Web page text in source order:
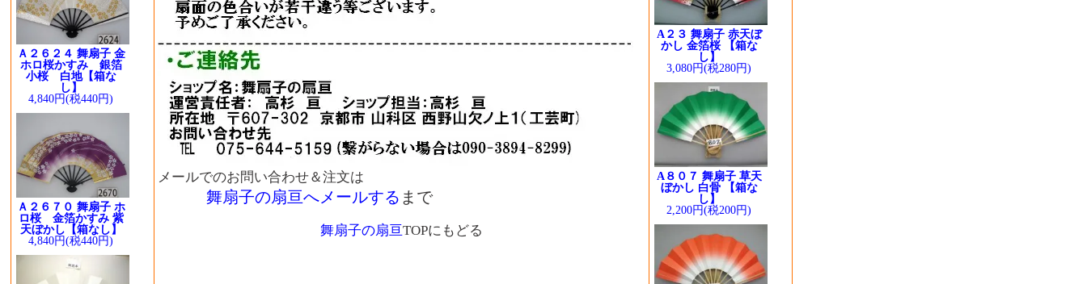
Ａ２６２４ 舞扇子 金
ホロ桜かすみ 銀箔
小桜 白地【箱な
し】
4,840円(税440円)
Ａ２６７０ 舞扇子 ホ
ロ桜 金箔かすみ 紫
天ぼかし【箱なし】
4,840円(税440円)
メールでのお問い合わせ＆注文は
舞扇子の扇亘へメールする まで
舞扇子の扇亘TOPにもどる
A２３ 舞扇子 赤天ぼ
かし 金箔桜 【箱な
し】
3,080円(税280円)
A８０７ 舞扇子 草天
ぼかし 白骨 【箱な
し】
2,200円(税200円)